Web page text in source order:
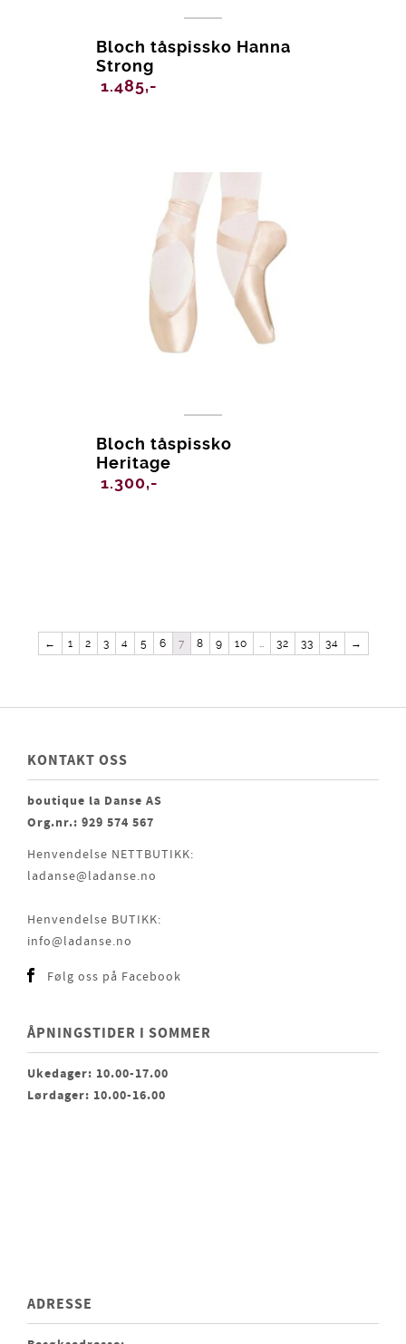
Bloch tåspissko Hanna
Strong
1.485,-
Bloch tåspissko
Heritage
1.300,-
← 1 2 3 4 5 6 7 8 9 10 … 32 33 34 →
KONTAKT OSS
boutique la Danse AS
Org.nr.: 929 574 567
Henvendelse NETTBUTIKK:
ladanse@ladanse.no
Henvendelse BUTIKK:
info@ladanse.no
Følg oss på Facebook
ÅPNINGSTIDER I SOMMER
Ukedager: 10.00-17.00
Lørdager: 10.00-16.00
ADRESSE